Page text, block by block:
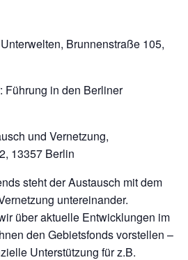
Brunnenstraße 105,
in den Berliner
und Vernetzung,
13357 Berlin
steht der Austausch mit dem
untereinander.
über aktuelle Entwicklungen im
den Gebietsfonds vorstellen –
Unterstützung für z.B.